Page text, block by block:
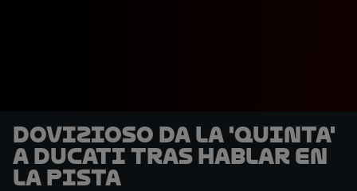
Dovizioso da la 'Quinta'
a Ducati tras hablar en
la pista